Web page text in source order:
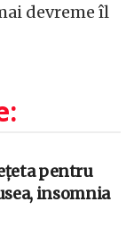
devreme îl
pentru
insomnia